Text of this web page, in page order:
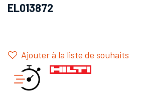
EL013872
Ajouter à la liste de souhaits